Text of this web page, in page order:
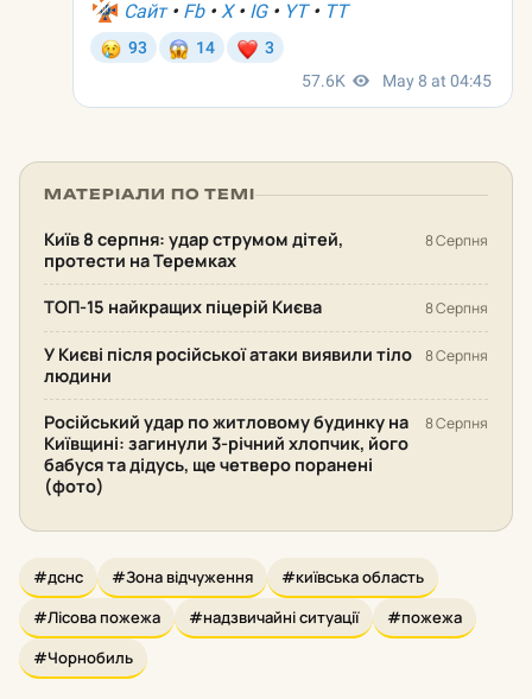
МАТЕРІАЛИ ПО ТЕМІ
Київ 8 серпня: удар струмом дітей,
протести на Теремках
8 Серпня
ТОП-15 найкращих піцерій Києва 8 Серпня
У Києві після російської атаки виявили тіло
людини
8 Серпня
Російський удар по житловому будинку на
Київщині: загинули 3-річний хлопчик, його
бабуся та дідусь, ще четверо поранені
(фото)
8 Серпня
#дснс #Зона відчуження
#київська область
#Лісова пожежа
#надзвичайні ситуації
#пожежа
#Чорнобиль